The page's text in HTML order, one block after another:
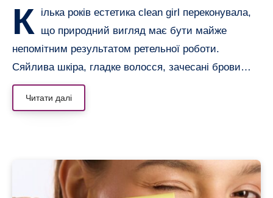
К
ілька років естетика clean girl переконувала,
що природний вигляд має бути майже
непомітним результатом ретельної роботи.
Сяйлива шкіра, гладке волосся, зачесані брови…
Читати далі